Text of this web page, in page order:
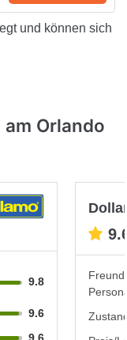
und können sich
Orlando
9.8
9.6